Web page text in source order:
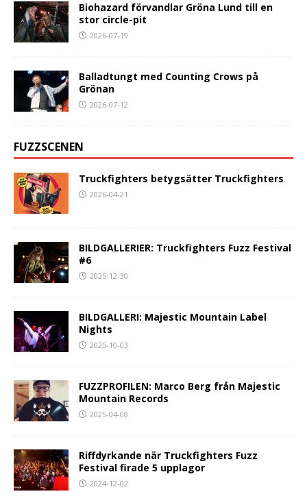
Biohazard förvandlar Gröna Lund till en
stor circle-pit
2026-07-19
Balladtungt med Counting Crows på
Grönan
2026-07-12
FUZZSCENEN
Truckfighters betygsätter Truckfighters
2026-04-21
BILDGALLERIER: Truckfighters Fuzz Festival
#6
2025-12-30
BILDGALLERI: Majestic Mountain Label
Nights
2025-10-03
FUZZPROFILEN: Marco Berg från Majestic
Mountain Records
2025-04-08
Riffdyrkande när Truckfighters Fuzz
Festival firade 5 upplagor
2024-12-02